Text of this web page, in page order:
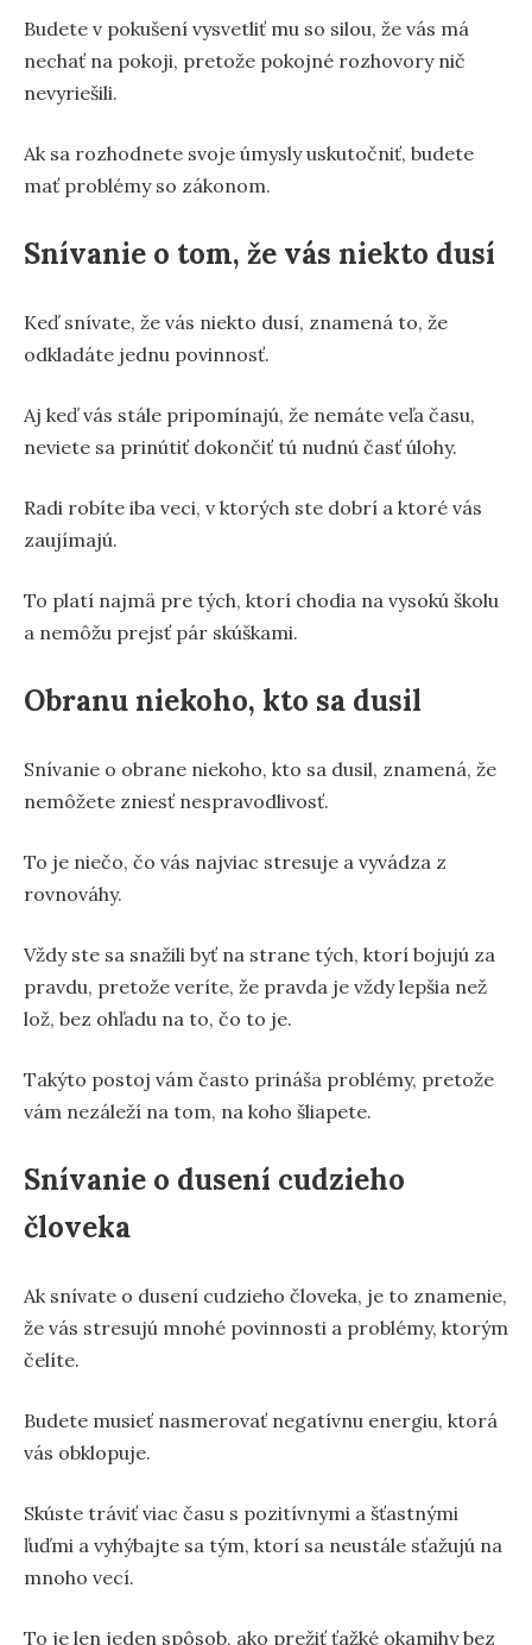
Budete v pokušení vysvetliť mu so silou, že vás má
nechať na pokoji, pretože pokojné rozhovory nič
nevyriešili.
Ak sa rozhodnete svoje úmysly uskutočniť, budete
mať problémy so zákonom.
Snívanie o tom, že vás niekto dusí
Keď snívate, že vás niekto dusí, znamená to, že
odkladáte jednu povinnosť.
Aj keď vás stále pripomínajú, že nemáte veľa času,
neviete sa prinútiť dokončiť tú nudnú časť úlohy.
Radi robíte iba veci, v ktorých ste dobrí a ktoré vás
zaujímajú.
To platí najmä pre tých, ktorí chodia na vysokú školu
a nemôžu prejsť pár skúškami.
Obranu niekoho, kto sa dusil
Snívanie o obrane niekoho, kto sa dusil, znamená, že
nemôžete zniesť nespravodlivosť.
To je niečo, čo vás najviac stresuje a vyvádza z
rovnováhy.
Vždy ste sa snažili byť na strane tých, ktorí bojujú za
pravdu, pretože veríte, že pravda je vždy lepšia než
lož, bez ohľadu na to, čo to je.
Takýto postoj vám často prináša problémy, pretože
vám nezáleží na tom, na koho šliapete.
Snívanie o dusení cudzieho
človeka
Ak snívate o dusení cudzieho človeka, je to znamenie,
že vás stresujú mnohé povinnosti a problémy, ktorým
čelíte.
Budete musieť nasmerovať negatívnu energiu, ktorá
vás obklopuje.
Skúste tráviť viac času s pozitívnymi a šťastnými
ľuďmi a vyhýbajte sa tým, ktorí sa neustále sťažujú na
mnoho vecí.
To je len jeden spôsob, ako prežiť ťažké okamihy bez